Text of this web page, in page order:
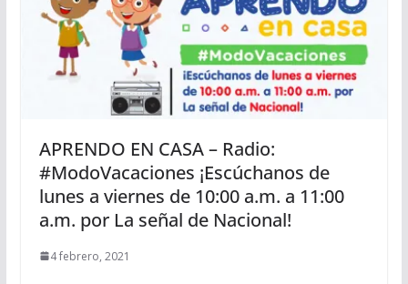
APRENDO EN CASA – Radio:
#ModoVacaciones ¡Escúchanos de
lunes a viernes de 10:00 a.m. a 11:00
a.m. por La señal de Nacional!
4 febrero, 2021